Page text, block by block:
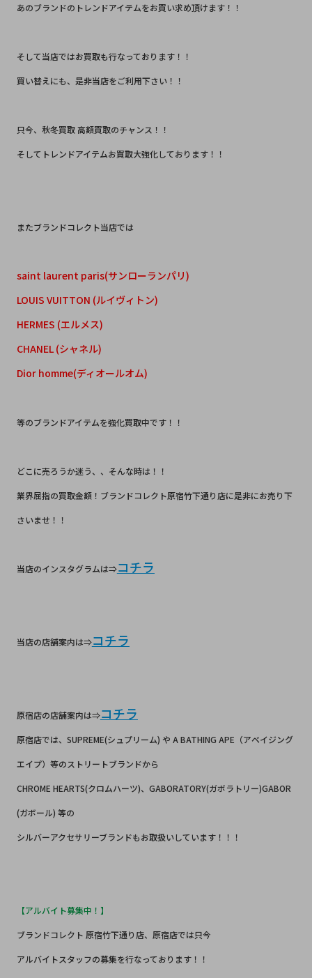
あのブランドのトレンドアイテムをお買い求め頂けます！！
そして当店ではお買取も行なっております！！
買い替えにも、是非当店をご利用下さい！！
只今、秋冬買取 高額買取のチャンス！！
そしてトレンドアイテムお買取大強化しております！！
またブランドコレクト当店では
saint laurent paris(サンローランパリ)
LOUIS VUITTON (ルイヴィトン)
HERMES (エルメス)
CHANEL (シャネル)
Dior homme(ディオールオム)
等のブランドアイテムを強化買取中です！！
どこに売ろうか迷う、、そんな時は！！
業界屈指の買取金額！ブランドコレクト原宿竹下通り店に是非にお売り下
さいませ！！
当店のインスタグラムは⇒コチラ
当店の店舗案内は⇒コチラ
原宿店の店舗案内は⇒コチラ
原宿店では、SUPREME(シュプリーム) や A BATHING APE（アベイジング
エイプ）等のストリートブランドから
CHROME HEARTS(クロムハーツ)、GABORATORY(ガボラトリー)GABOR
(ガボール) 等の
シルバーアクセサリーブランドもお取扱いしています！！！
【アルバイト募集中！】
ブランドコレクト 原宿竹下通り店、原宿店では只今
アルバイトスタッフの募集を行なっております！！